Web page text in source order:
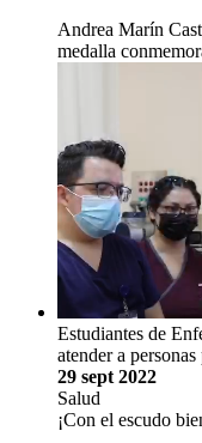
Andrea Marín
medalla
Estudiantes de
atender a
29 sept 2022
Salud
¡Con el escudo